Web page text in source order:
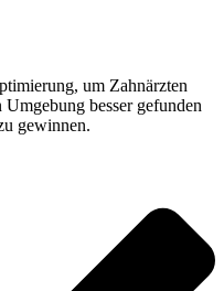
um Zahnärzten
besser gefunden
gewinnen.